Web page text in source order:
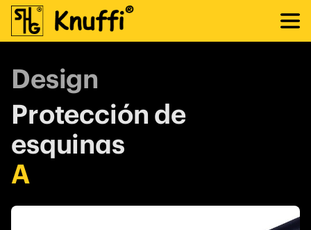
Design
Protección de
esquinas
A